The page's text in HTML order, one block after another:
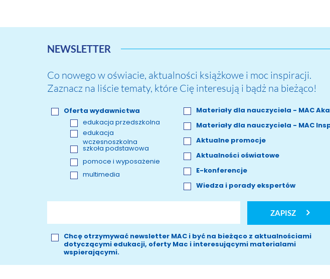
NEWSLETTER
Co nowego w oświacie, aktualności książkowe i moc inspiracji.
Zaznacz na liście tematy, które Cię interesują i bądż na bieżąco!
Oferta wydawnictwa
edukacja przedszkolna
edukacja
wczesnoszkolna
szkoła podstawowa
pomoce i wyposażenie
multimedia
Materiały dla nauczyciela - MAC
Materiały dla nauczyciela - MAC
Aktualne promocje
Aktualności oświatowe
E-konferencje
Wiedza i porady ekspertów
ZAPISZ
Chcę otrzymywać newsletter MAC i być na bieżąco z aktualnościami
dotyczącymi edukacji, oferty Mac i interesującymi materialami
wspierającymi.